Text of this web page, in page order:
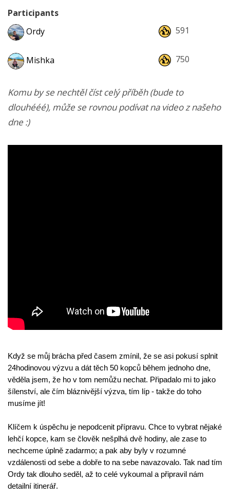
Participants
Ordy
591
Mishka 750
Komu by se nechtěl číst celý příběh (bude to
dlouhééé), může se rovnou podívat na video z našeho
dne :)
Když se můj brácha před časem zmínil, že se asi pokusí splnit
24hodinovou výzvu a dát těch 50 kopců během jednoho dne,
věděla jsem, že ho v tom nemůžu nechat. Připadalo mi to jako
šílenství, ale čím bláznivější výzva, tím líp - takže do toho
musíme jít!
Klíčem k úspěchu je nepodcenit přípravu. Chce to vybrat nějaké
lehčí kopce, kam se člověk nešplhá dvě hodiny, ale zase to
nechceme úplně zadarmo; a pak aby byly v rozumné
vzdálenosti od sebe a dobře to na sebe navazovalo. Tak nad tím
Ordy tak dlouho seděl, až to celé vykoumal a připravil nám
detailní itinerář.